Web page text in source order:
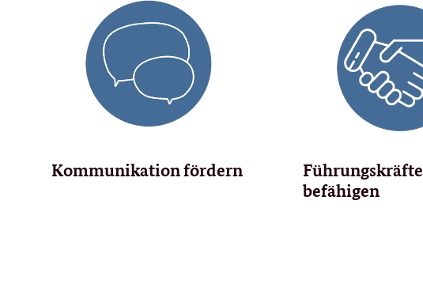
Kommunikation fördern
Führungskräfte
befähigen